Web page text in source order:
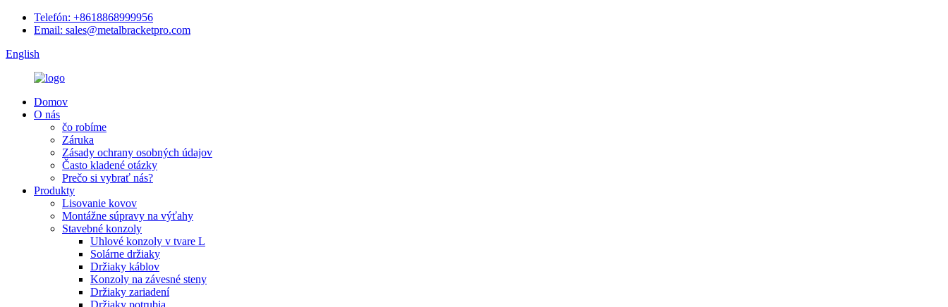
Telefón: +8618868999956
Email: sales@metalbracketpro.com
English
Domov
O nás
čo robíme
Záruka
Zásady ochrany osobných údajov
Často kladené otázky
Prečo si vybrať nás?
Produkty
Lisovanie kovov
Montážne súpravy na výťahy
Stavebné konzoly
Uhlové konzoly v tvare L
Solárne držiaky
Držiaky káblov
Konzoly na závesné steny
Držiaky zariadení
Držiaky potrubia